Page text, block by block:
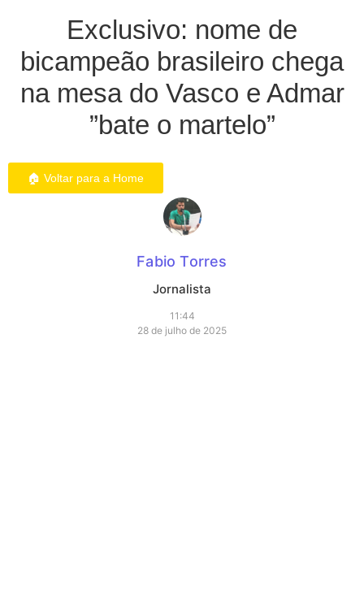
Exclusivo: nome de
bicampeão brasileiro chega
na mesa do Vasco e Admar
”bate o martelo”
🏠 Voltar para a Home
Fabio Torres
Jornalista
11:44
28 de julho de 2025